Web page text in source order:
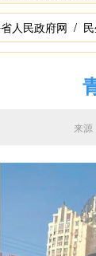
人民政府网 /
来